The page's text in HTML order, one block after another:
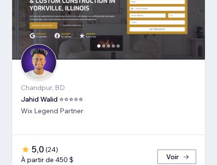
Chandpur, BD
Jahid Walid ⭐⭐⭐⭐⭐
Wix Legend Partner
5,0 (24)
À partir de 450 $
Voir